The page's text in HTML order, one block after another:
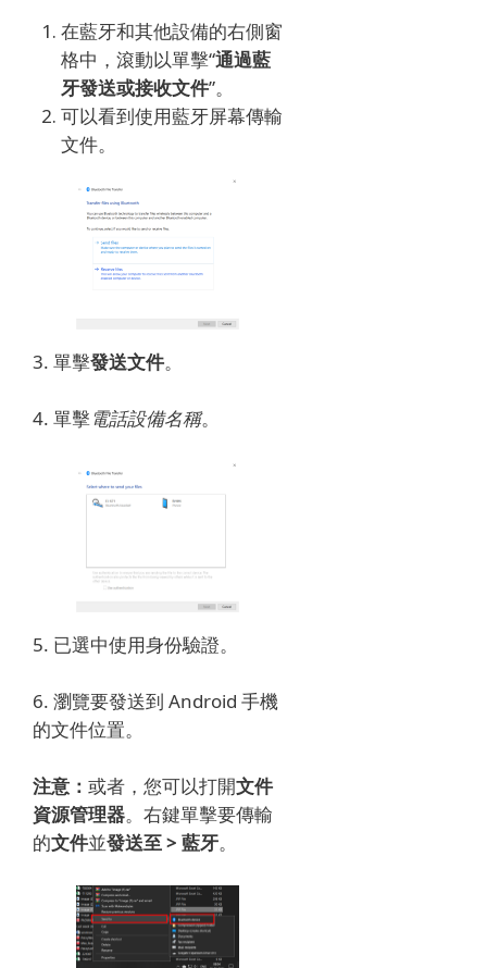
在藍牙和其他設備的右側窗
格中，滾動以單擊“通過藍
牙發送或接收文件”。
可以看到使用藍牙屏幕傳輸
文件。
3. 單擊發送文件。
4. 單擊電話設備名稱。
5. 已選中使用身份驗證。
6. 瀏覽要發送到 Android 手機
的文件位置。
注意： 或者，您可以打開文件
資源管理器。 右鍵單擊要傳輸
的文件並發送至 > 藍牙。